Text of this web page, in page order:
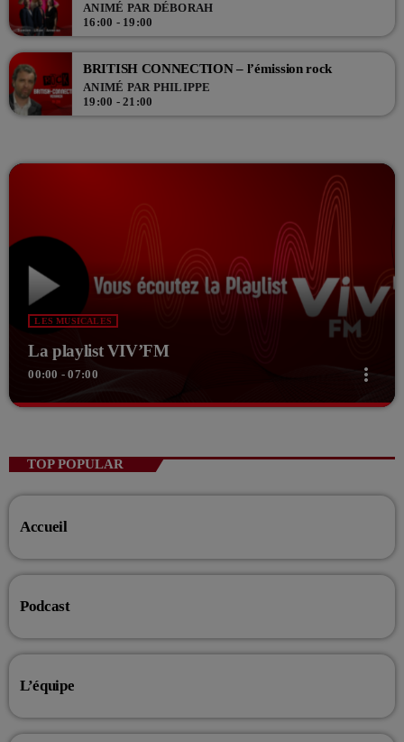
ANIMÉ PAR DÉBORAH
16:00 - 19:00
BRITISH CONNECTION – l’émission rock
ANIMÉ PAR PHILIPPE
19:00 - 21:00
LES MUSICALES
La playlist VIV’FM
00:00 - 07:00 more_vert
TOP POPULAR
Accueil
Podcast
L’équipe